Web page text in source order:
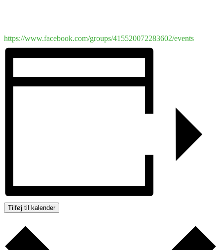
https://www.facebook.com/groups/415520072283602/events
Tilføj til kalender